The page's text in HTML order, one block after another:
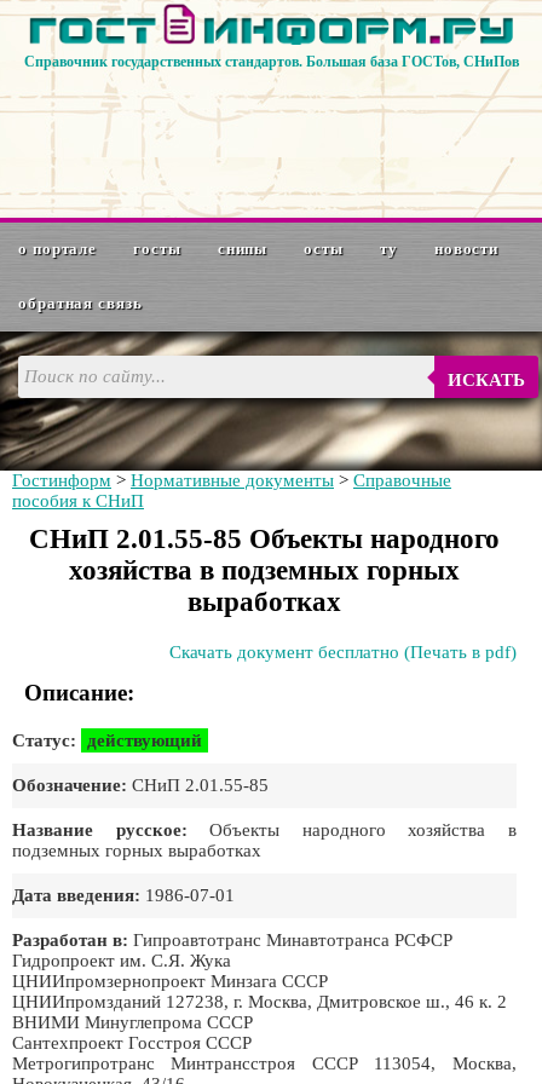
Справочник государственных стандартов. Большая база ГОСТов, СНиПов
о портале госты снипы осты ту новости
обратная связь
ИСКАТЬ
Гостинформ > Нормативные документы > Справочные
пособия к СНиП
СНиП 2.01.55-85 Объекты народного
хозяйства в подземных горных
выработках
Скачать документ бесплатно (Печать в pdf)
Описание:
Статус: действующий
Обозначение: СНиП 2.01.55-85
Название русское: Объекты народного хозяйства в
подземных горных выработках
Дата введения: 1986-07-01
Разработан в: Гипроавтотранс Минавтотранса РСФСР
Гидропроект им. С.Я. Жука
ЦНИИпромзернопроект Минзага СССР
ЦНИИпромзданий 127238, г. Москва, Дмитровское ш., 46 к. 2
ВНИМИ Минуглепрома СССР
Сантехпроект Госстроя СССР
Метрогипротранс Минтрансстроя СССР 113054, Москва,